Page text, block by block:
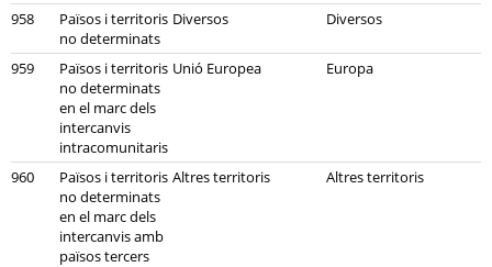
958
Països i territoris
no determinats
Diversos Diversos
959
Països i territoris
no determinats
en el marc dels
intercanvis
intracomunitaris
Unió Europea Europa
960
Països i territoris
no determinats
en el marc dels
intercanvis amb
països tercers
Altres territoris Altres territoris